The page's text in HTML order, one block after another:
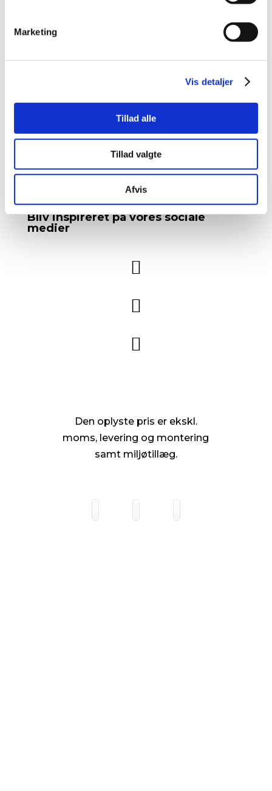
Marketing
Vis detaljer
Tillad alle
Tillad valgte
Afvis
En del af Haubjerg Indretning
Bliv inspireret på vores sociale
medier



Den oplyste pris er ekskl.
moms, levering og montering
samt miljøtillæg.